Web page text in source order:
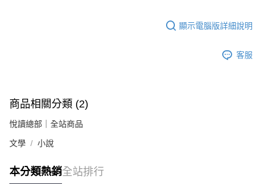
顯示電腦版詳細說明
客服
商品相關分類 (2)
悅讀總部｜全站商品
文學 小說
本分類熱銷全站排行